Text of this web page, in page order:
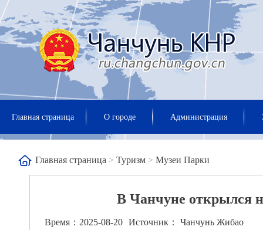
Главная страница О городе Администрация
Главная страница > Туризм > Музеи Парки
В Чанчуне открылся
Время：2025-08-20 Источник： Чанчунь Жибао